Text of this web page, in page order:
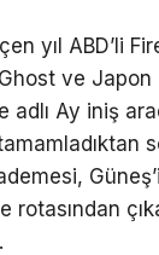
yıl ABD’li
ve Japon
Ay iniş
rotasından